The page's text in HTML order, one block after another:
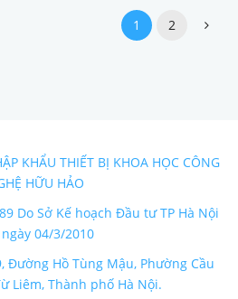
1 2
KHẨU THIẾT BỊ KHOA HỌC CÔNG
HỮU HẢO
Do Sở Kế hoạch Đầu tư TP Hà Nội
04/3/2010
Đường Hồ Tùng Mậu, Phường Cầu
Liêm, Thành phố Hà Nội.